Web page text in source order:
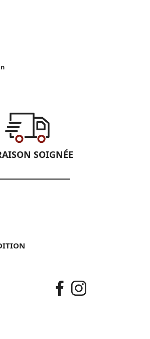
SOIGNÉE